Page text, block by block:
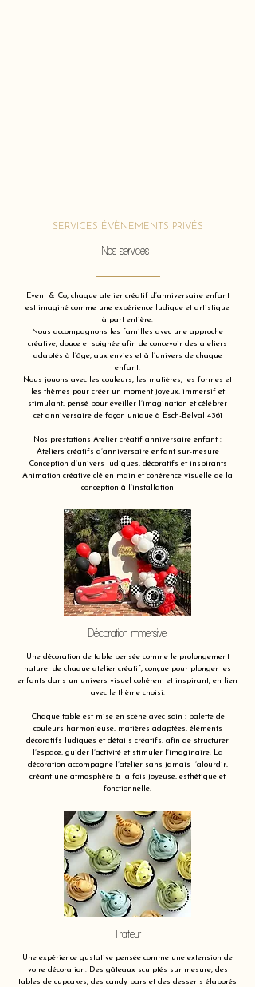
SERVICES ÉVÈNEMENTS PRIVÉS
Nos services
Event & Co, chaque atelier créatif d’anniversaire enfant
est imaginé comme une expérience ludique et artistique
à part entière.
Nous accompagnons les familles avec une approche
créative, douce et soignée afin de concevoir des ateliers
adaptés à l’âge, aux envies et à l’univers de chaque
enfant.
Nous jouons avec les couleurs, les matières, les formes et
les thèmes pour créer un moment joyeux, immersif et
stimulant, pensé pour éveiller l’imagination et célébrer
cet anniversaire de façon unique à Esch-Belval 4361
Nos prestations Atelier créatif anniversaire enfant :
Ateliers créatifs d’anniversaire enfant sur-mesure
Conception d’univers ludiques, décoratifs et inspirants
Animation créative clé en main et cohérence visuelle de la
conception à l’installation
Décoration immersive
Une décoration de table pensée comme le prolongement
naturel de chaque atelier créatif, conçue pour plonger les
enfants dans un univers visuel cohérent et inspirant, en lien
avec le thème choisi.
Chaque table est mise en scène avec soin : palette de
couleurs harmonieuse, matières adaptées, éléments
décoratifs ludiques et détails créatifs, afin de structurer
l’espace, guider l’activité et stimuler l’imaginaire. La
décoration accompagne l’atelier sans jamais l’alourdir,
créant une atmosphère à la fois joyeuse, esthétique et
fonctionnelle.
Traiteur
Une expérience gustative pensée comme une extension de
votre décoration. Des gâteaux sculptés sur mesure, des
tables de cupcakes, des candy bars et des desserts élaborés